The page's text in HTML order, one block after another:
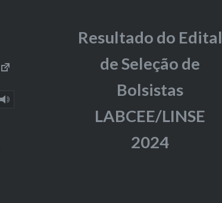
Resultado do Edital
de Seleção de
Bolsistas
LABCEE/LINSE
2024